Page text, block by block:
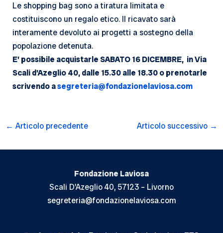
Le shopping bag sono a tiratura limitata e
costituiscono un regalo etico. Il ricavato sarà
interamente devoluto ai progetti a sostegno della
popolazione detenuta.
E’ possibile acquistarle SABATO 16 DICEMBRE, in Via
Scali d’Azeglio 40, dalle 15.30 alle 18.30 o prenotarle
scrivendo asegreteria@fondazionelaviosa.com
Navigazione
← Articolo precedente Articolo successivo →
Fondazione Laviosa
Scali D'Azeglio 40, 57123 – Livorno
segreteria@fondazionelaviosa.com